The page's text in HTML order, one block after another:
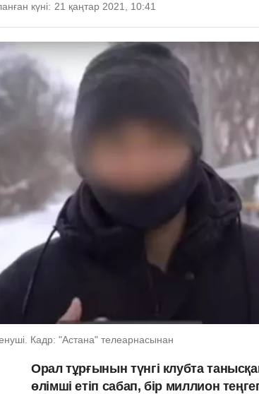
күні: 21 қаңтар 2021, 10:41
Кадр: "Астана" телеарнасынан
Орал тұрғынын түнгі клубта
өлімші етіп сабап, бір миллион